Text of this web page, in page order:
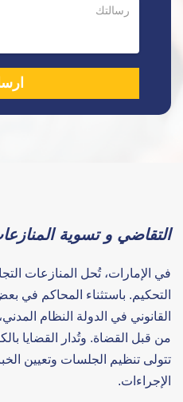
التقاضي و تسوية
في الإمارات، تُحل المنازعات
التحكيم. باستثناء المحاكم في
القانوني في الدولة النظام
من قبل القضاة. وتُدار القضايا
تتولى تنظيم الجلسات وتعيين
الإجراءات.